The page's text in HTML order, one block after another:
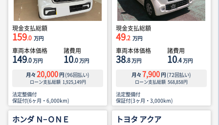
現金支払総額
159.0 万円
車両本体価格
149.0万円
諸費用
10.0万円
月々 20,000 円 (96回払い)
ローン支払総額 1,925,149円
法定整備付
保証付(6ヶ月・6,000km)
現金支払総額
49.2 万円
車両本体価格
38.8万円
諸費用
10.4万円
月々 7,900 円 (72回払い)
ローン支払総額 568,858円
法定整備付
保証付(3ヶ月・3,000km)
ホンダ Ｎ−ＯＮＥ トヨタ アクア